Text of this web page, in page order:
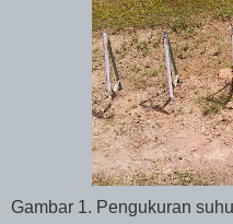
Gambar 1. Pengukuran